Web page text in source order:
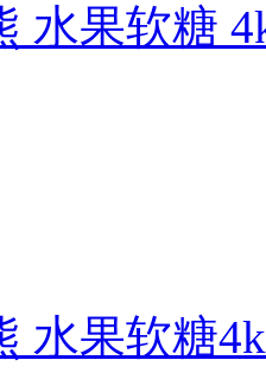
水果软糖
水果软糖